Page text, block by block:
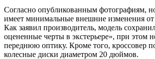
Согласно опубликованным фотографиям,
имеет минимальные внешние изменения
Как заявил производитель, модель
оцененные черты в экстерьере», при этом
переднюю оптику. Кроме того, кроссовер
колесные диски диаметром 20 дюймов.